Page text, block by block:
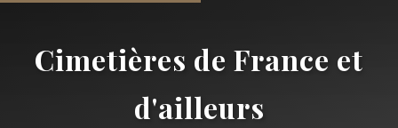
Cimetières de France et
d'ailleurs